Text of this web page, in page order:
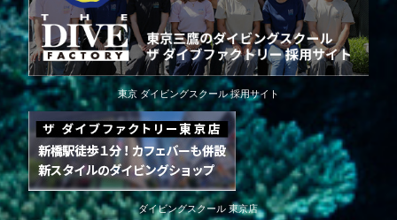
東京 ダイビングスクール 採用サイト
ダイビングスクール 東京店